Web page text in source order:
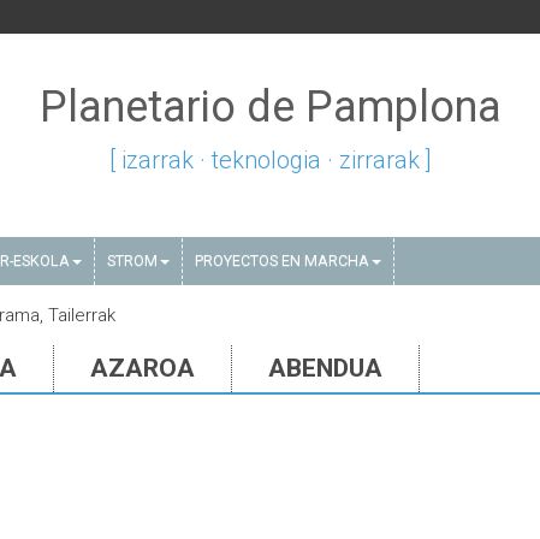
Planetario de Pamplona
[ izarrak · teknologia · zirrarak ]
ESKOLA STROM PROYECTOS EN MARCHA
Tailerrak
AZAROA ABENDUA